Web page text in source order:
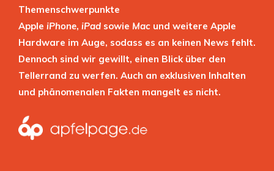
Themenschwerpunkte
Apple iPhone, iPad sowie Mac und weitere Apple
Hardware im Auge, sodass es an keinen News fehlt.
Dennoch sind wir gewillt, einen Blick über den
Tellerrand zu werfen. Auch an exklusiven Inhalten
und phänomenalen Fakten mangelt es nicht.